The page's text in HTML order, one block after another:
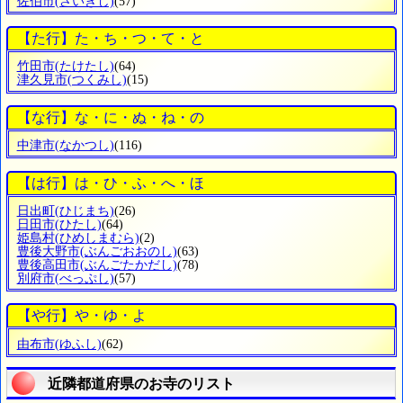
【た行】た・ち・つ・て・と
竹田市(たけたし)(64)
津久見市(つくみし)(15)
【な行】な・に・ぬ・ね・の
中津市(なかつし)(116)
【は行】は・ひ・ふ・へ・ほ
日出町 (ひじまち)(26)
日田市(ひたし)(64)
姫島村(ひめしまむら)(2)
豊後大野市(ぶんごおおのし)(63)
豊後高田市(ぶんごたかだし)(78)
別府市(べっぷし)(57)
【や行】や・ゆ・よ
由布市(ゆふし)(62)
近隣都道府県のお寺のリスト